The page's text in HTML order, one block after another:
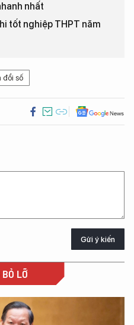
nhất
tốt nghiệp THPT năm
đổi số
Gửi ý kiến
LỠ